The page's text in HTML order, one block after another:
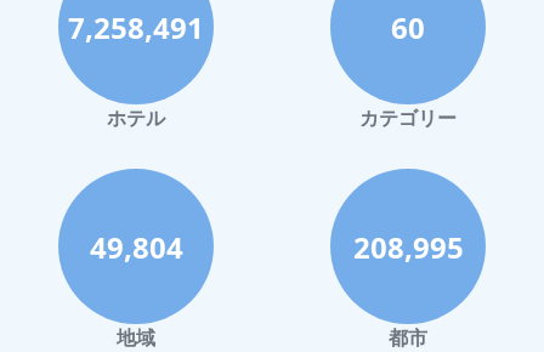
函館市でのホテル
ハワイイでのホテル
鎌倉市でのホテル
箱根町でのホテル
カリフォルニア州でのホテル
新潟市でのホテル
大宮市でのホテル
7,258,491
ホテル
60
カテゴリー
49,804
地域
208,995
都市